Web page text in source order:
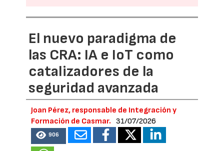
El nuevo paradigma de
las CRA: IA e IoT como
catalizadores de la
seguridad avanzada
Joan Pérez, responsable de Integración y
Formación de Casmar.
31/07/2026
906